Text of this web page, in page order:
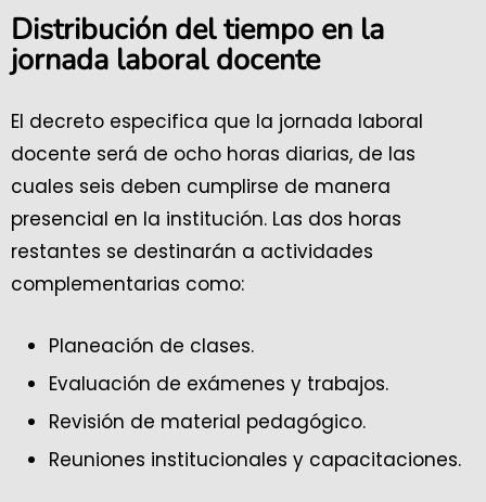
Distribución del tiempo en la
jornada laboral docente
El decreto especifica que la jornada laboral
docente será de ocho horas diarias, de las
cuales seis deben cumplirse de manera
presencial en la institución. Las dos horas
restantes se destinarán a actividades
complementarias como:
Planeación de clases.
Evaluación de exámenes y trabajos.
Revisión de material pedagógico.
Reuniones institucionales y capacitaciones.